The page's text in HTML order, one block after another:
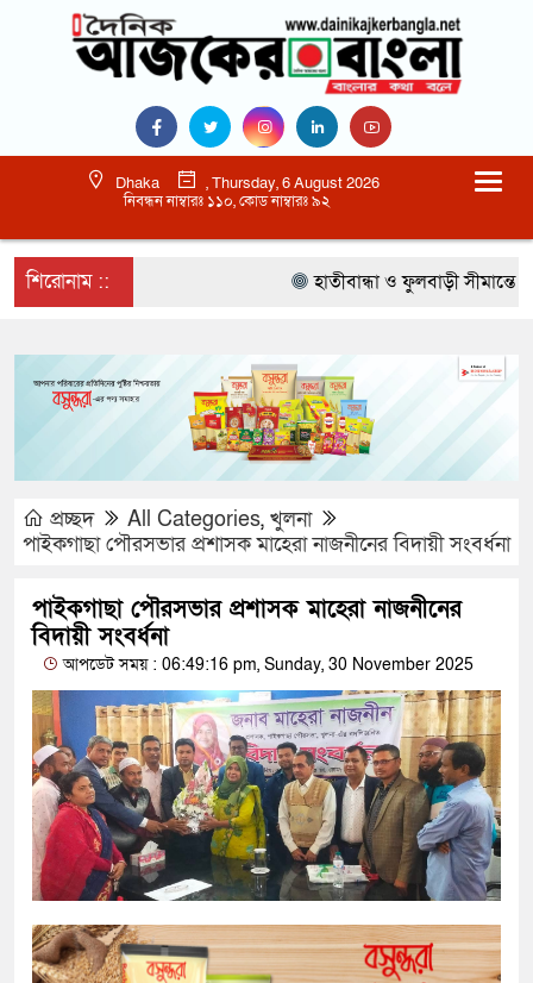
Dhaka
, Thursday, 6 August 2026
নিবন্ধন নাম্বারঃ ১১০, কোড নাম্বারঃ ৯২
শিরোনাম :: হাতীবান্ধা ও ফুলবাড়ী সীমান্তে
প্রচ্ছদ All Categories, খুলনা
পাইকগাছা পৌরসভার প্রশাসক মাহেরা নাজনীনের বিদায়ী সংবর্ধনা
পাইকগাছা পৌরসভার প্রশাসক মাহেরা নাজনীনের
বিদায়ী সংবর্ধনা
আপডেট সময় : 06:49:16 pm, Sunday, 30 November 2025